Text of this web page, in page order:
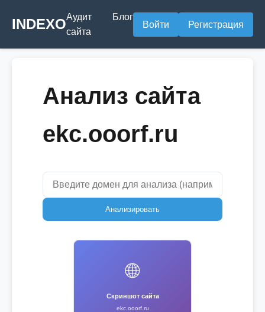
INDEXOАудит
сайта
Блог
Войти Регистрация
Анализ сайта
ekc.ooorf.ru
Анализировать
🌐
Скриншот сайта
ekc.ooorf.ru